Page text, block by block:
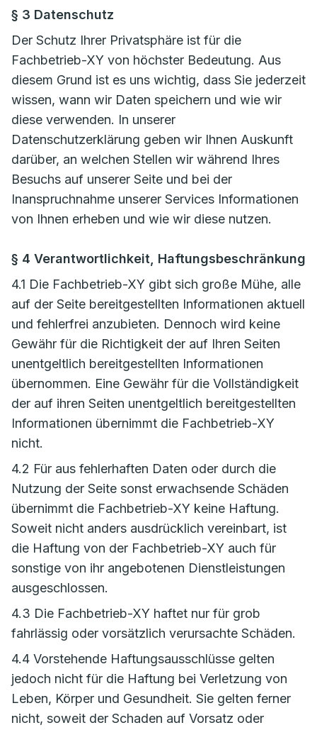
§ 3 Datenschutz
Der Schutz Ihrer Privatsphäre ist für die
Fachbetrieb-XY von höchster Bedeutung. Aus
diesem Grund ist es uns wichtig, dass Sie jederzeit
wissen, wann wir Daten speichern und wie wir
diese verwenden. In unserer
Datenschutzerklärung geben wir Ihnen Auskunft
darüber, an welchen Stellen wir während Ihres
Besuchs auf unserer Seite und bei der
Inanspruchnahme unserer Services Informationen
von Ihnen erheben und wie wir diese nutzen.
§ 4 Verantwortlichkeit, Haftungsbeschränkung
4.1 Die Fachbetrieb-XY gibt sich große Mühe, alle
auf der Seite bereitgestellten Informationen aktuell
und fehlerfrei anzubieten. Dennoch wird keine
Gewähr für die Richtigkeit der auf Ihren Seiten
unentgeltlich bereitgestellten Informationen
übernommen. Eine Gewähr für die Vollständigkeit
der auf ihren Seiten unentgeltlich bereitgestellten
Informationen übernimmt die Fachbetrieb-XY
nicht.
4.2 Für aus fehlerhaften Daten oder durch die
Nutzung der Seite sonst erwachsende Schäden
übernimmt die Fachbetrieb-XY keine Haftung.
Soweit nicht anders ausdrücklich vereinbart, ist
die Haftung von der Fachbetrieb-XY auch für
sonstige von ihr angebotenen Dienstleistungen
ausgeschlossen.
4.3 Die Fachbetrieb-XY haftet nur für grob
fahrlässig oder vorsätzlich verursachte Schäden.
4.4 Vorstehende Haftungsausschlüsse gelten
jedoch nicht für die Haftung bei Verletzung von
Leben, Körper und Gesundheit. Sie gelten ferner
nicht, soweit der Schaden auf Vorsatz oder